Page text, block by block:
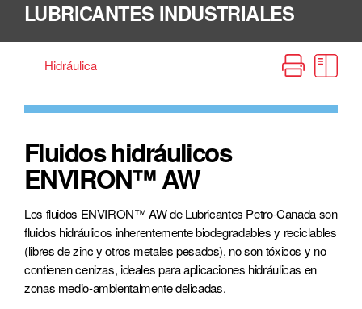
LUBRICANTES INDUSTRIALES
Home
Manual de fuentes de lubricación
Lubricantes industriales
Hidráulica
Fluidos hidráulicos
ENVIRON™ AW
Los fluidos ENVIRON™ AW de Lubricantes Petro-Canada son
fluidos hidráulicos inherentemente biodegradables y reciclables
(libres de zinc y otros metales pesados), no son tóxicos y no
contienen cenizas, ideales para aplicaciones hidráulicas en
zonas medio-ambientalmente delicadas.